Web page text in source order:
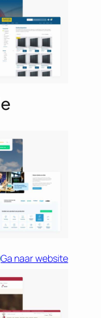
Ga naar website